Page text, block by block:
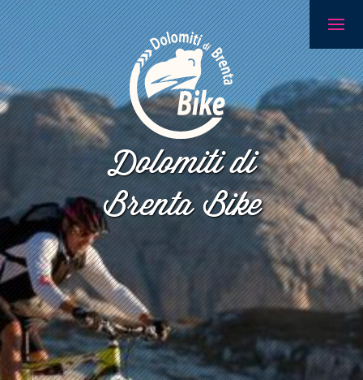
Dolomiti di
Brenta Bike